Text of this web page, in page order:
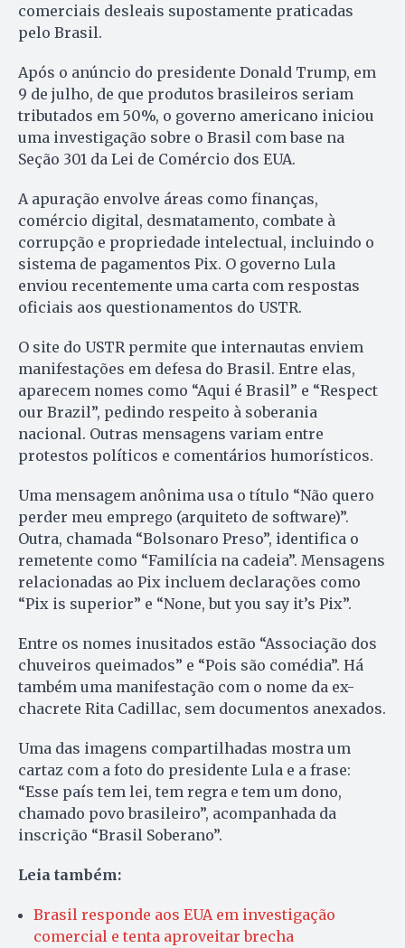
comerciais desleais supostamente praticadas
pelo Brasil.
Após o anúncio do presidente Donald Trump, em
9 de julho, de que produtos brasileiros seriam
tributados em 50%, o governo americano iniciou
uma investigação sobre o Brasil com base na
Seção 301 da Lei de Comércio dos EUA.
A apuração envolve áreas como finanças,
comércio digital, desmatamento, combate à
corrupção e propriedade intelectual, incluindo o
sistema de pagamentos Pix. O governo Lula
enviou recentemente uma carta com respostas
oficiais aos questionamentos do USTR.
O site do USTR permite que internautas enviem
manifestações em defesa do Brasil. Entre elas,
aparecem nomes como “Aqui é Brasil” e “Respect
our Brazil”, pedindo respeito à soberania
nacional. Outras mensagens variam entre
protestos políticos e comentários humorísticos.
Uma mensagem anônima usa o título “Não quero
perder meu emprego (arquiteto de software)”.
Outra, chamada “Bolsonaro Preso”, identifica o
remetente como “Familícia na cadeia”. Mensagens
relacionadas ao Pix incluem declarações como
“Pix is superior” e “None, but you say it’s Pix”.
Entre os nomes inusitados estão “Associação dos
chuveiros queimados” e “Pois são comédia”. Há
também uma manifestação com o nome da ex-
chacrete Rita Cadillac, sem documentos anexados.
Uma das imagens compartilhadas mostra um
cartaz com a foto do presidente Lula e a frase:
“Esse país tem lei, tem regra e tem um dono,
chamado povo brasileiro”, acompanhada da
inscrição “Brasil Soberano”.
Leia também:
Brasil responde aos EUA em investigação
comercial e tenta aproveitar brecha